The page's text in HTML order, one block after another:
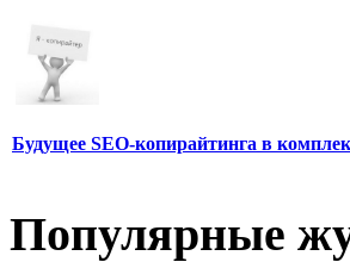
Будущее SEO-копирайтинга в
Популярные